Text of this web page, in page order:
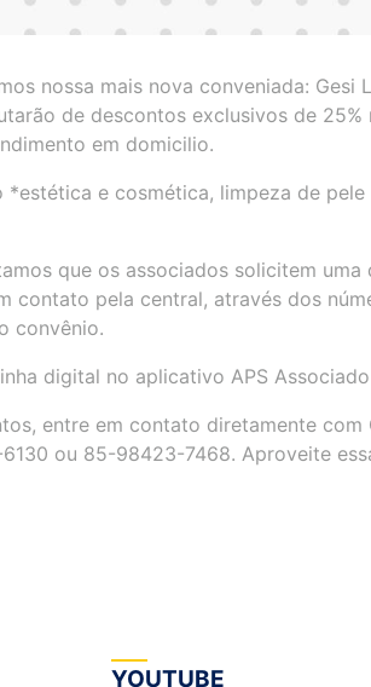
nossa mais nova conveniada: Gesi
de descontos exclusivos de
em domicilio.
e cosmética, limpeza de
que os associados solicitem
contato pela central, através dos
convênio.
digital no aplicativo APS
entre em contato diretamente com
ou 85-98423-7468. Aproveite
YOUTUBE